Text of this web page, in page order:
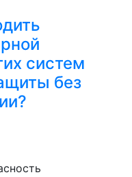
систем
без